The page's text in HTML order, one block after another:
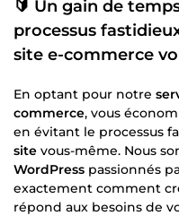
🔰 Un gain de
processus
site e-commerce
En optant pour notre
commerce, vous
en évitant le processus
site vous-même. Nous
WordPress passionnés
exactement comment
répond aux besoins de